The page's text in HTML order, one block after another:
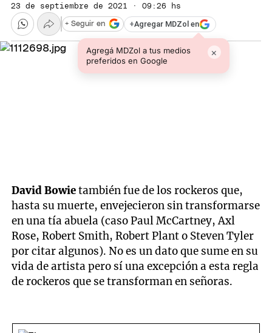
23 de septiembre de 2021 · 09:26 hs
+Agregar MDZol en
Agregá MDZol a tus medios
preferidos en Google
×
+ Seguir en
David Bowietambién fue de los rockeros que,
hasta su muerte, envejecieron sin transformarse
en una tía abuela (caso Paul McCartney, Axl
Rose, Robert Smith, Robert Plant o Steven Tyler
por citar algunos). No es un dato que sume en su
vida de artista pero sí una excepción a esta regla
de rockeros que se transforman en señoras.